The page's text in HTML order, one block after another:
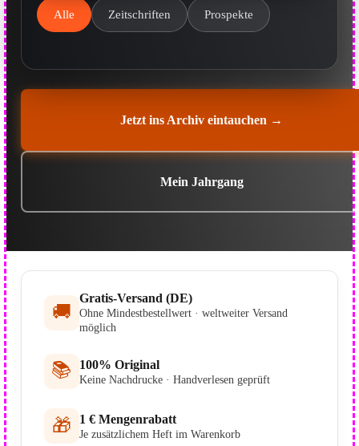
Alle Zeitschriften Prospekte
Jetzt ins Archiv eintauchen →
Mein Jahrgang
🚚
Gratis-Versand (DE)
Ohne Mindestbestellwert · weltweiter Versand
möglich
📚 100% Original
Keine Nachdrucke · Handverlesen geprüft
🎁 1 € Mengenrabatt
Je zusätzlichem Heft im Warenkorb